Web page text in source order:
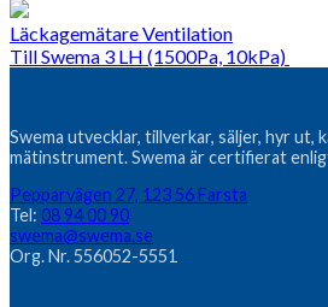
Läckagemätare Ventilation
Till Swema 3 LH (1500Pa, 10kPa)
Swema utvecklar, tillverkar, säljer, hyr ut,
mätinstrument. Swema är certifierat
Pepparvägen 27, 123 56 Farsta
Tel: 08 94 00 90
swema@swema.se
Org. Nr. 556052-5551